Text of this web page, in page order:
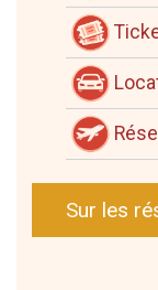
Sur les